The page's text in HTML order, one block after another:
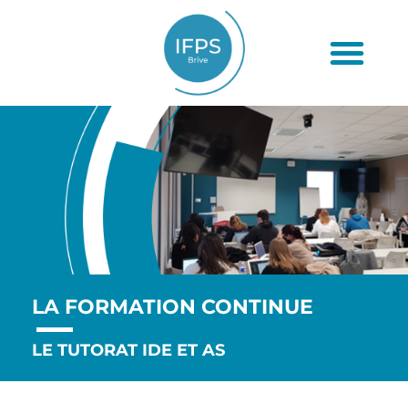
LA FORMATION CONTINUE
LE TUTORAT IDE ET AS